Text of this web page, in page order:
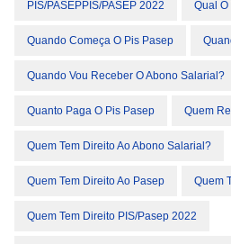
PIS/PASEPPIS/PASEP 2022 Qual O
Quando Começa O Pis Pasep
Quando Vou Receber O Abono Salarial?
Quanto Paga O Pis Pasep Quem
Quem Tem Direito Ao Abono Salarial?
Quem Tem Direito Ao Pasep Quem
Quem Tem Direito PIS/Pasep 2022